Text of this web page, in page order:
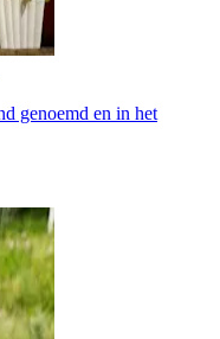
genoemd en in het